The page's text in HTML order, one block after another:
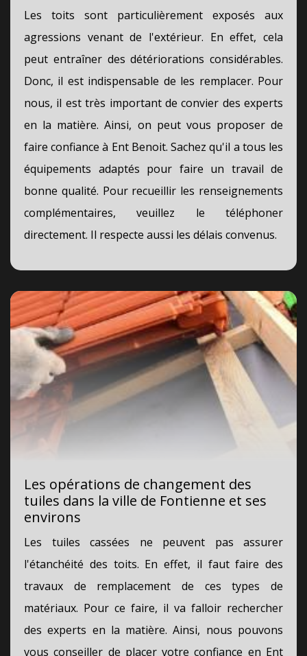
Les toits sont particulièrement exposés aux
agressions venant de l'extérieur. En effet, cela
peut entraîner des détériorations considérables.
Donc, il est indispensable de les remplacer. Pour
nous, il est très important de convier des experts
en la matière. Ainsi, on peut vous proposer de
faire confiance à Ent Benoit. Sachez qu'il a tous les
équipements adaptés pour faire un travail de
bonne qualité. Pour recueillir les renseignements
complémentaires, veuillez le téléphoner
directement. Il respecte aussi les délais convenus.
Les opérations de changement des
tuiles dans la ville de Fontienne et ses
environs
Les tuiles cassées ne peuvent pas assurer
l'étanchéité des toits. En effet, il faut faire des
travaux de remplacement de ces types de
matériaux. Pour ce faire, il va falloir rechercher
des experts en la matière. Ainsi, nous pouvons
vous conseiller de placer votre confiance en Ent